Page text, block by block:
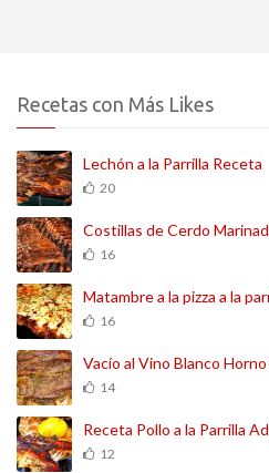
Recetas con Más Likes
Lechón a la Parrilla Receta
20
Costillas de Cerdo
16
Matambre a la pizza a la
16
Vacío al Vino Blanco
14
Receta Pollo a la Parrilla
12